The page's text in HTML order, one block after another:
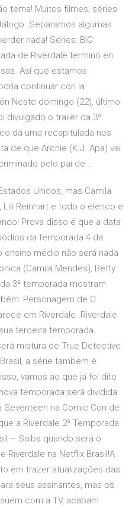
tema! Muitos filmes, séries
Separamos algumas
nada! Séries: BIG
de Riverdale terminó en
Así que estamos
continuar con la
Neste domingo (22), último
divulgado o trailer da 3ª
dá uma recapitulada nos
de que Archie (K.J. Apa) vai
pelo pai de …
Unidos, mas Camila
Lili Reinhart e todo o elenco e
Prova disso é que a data
da temporada 4 da
ensino médio não será nada
(Camila Mendes), Betty
3ª temporada mostram
Personagem de O
em Riverdale. Riverdale
terceira temporada.
mistura de True Detective
a série também é
vamos ao que já foi dito
temporada será dividida
na Comic Con de
a Riverdale 2ª Temporada
– Saiba quando será o
Riverdale na Netflix Brasil!A
em trazer atualizações das
seus assinantes, mas os
com a TV, acabam